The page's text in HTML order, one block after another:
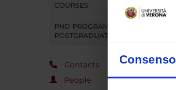
Consenso
COURSES
PHD PROGRAMMES AND
POSTGRADUATE COURSES
Contacts
People